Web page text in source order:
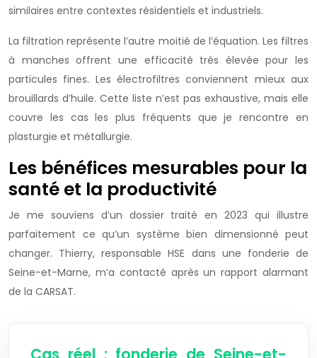
similaires entre contextes résidentiels et industriels.
La filtration représente l’autre moitié de l’équation. Les filtres
à manches offrent une efficacité très élevée pour les
particules fines. Les électrofiltres conviennent mieux aux
brouillards d’huile. Cette liste n’est pas exhaustive, mais elle
couvre les cas les plus fréquents que je rencontre en
plasturgie et métallurgie.
Les bénéfices mesurables pour la
santé et la productivité
Je me souviens d’un dossier traité en 2023 qui illustre
parfaitement ce qu’un système bien dimensionné peut
changer. Thierry, responsable HSE dans une fonderie de
Seine-et-Marne, m’a contacté après un rapport alarmant
de la CARSAT.